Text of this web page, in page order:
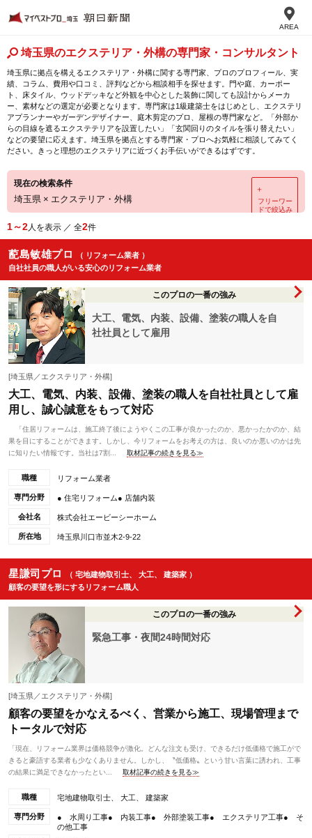
AREA
埼玉県のエクステリア・外構の専門家・コンサルタント
埼玉県に拠点を構えるエクステリア・外構に関する専門家、プロのプロフィール、実
績、コラム、費用や口コミ、評判などから相談相手を探せます。門や庭、カーポー
ト、床タイル、ウッドデッキなど外観を中心とした装飾に関しても設計からメーカ
ー、素材などの選定が必要となります。専門家は1級建築士をはじめとし、エクステリ
アプランナーやガーデンデザイナー、庭木剪定のプロ、屋根の専門家など。「外部か
らの目線を遮るエクステテリアを設置したい」「玄関回りのタイルを張り替えたい」
などの要望に応えます。埼玉県を拠点とする専門家・プロへお気軽に相談してみてく
ださい。きっと理想のエクステリアに近づくお手伝いができるはずです。
現在の検索条件
埼玉県 × エクステリア・外構
＋
フリーワー
ドで絞込み
1～2人を表示 ／ 全2件
蓜島敏雄プロ
（ リフォーム業者 ）
自社社員の職人がいる安心のリフォーム業者
このプロの一番の強み
大工、電気、内装、設備、塗装の職人を自
社社員として雇用
[埼玉県／エクステリア・外構]
大工、電気、内装、設備、塗装の職人を自社社員として雇
用し、誠心誠意をもって対応
「住居リフォームは、施工終了後にようやくこの工事が良かったのか、悪かったかのか、結
果を目にすることができます。しかし、今リフォームをお考えの方は、良いのか悪いのかは先
に知りたい情報です。当社は7割...
取材記事の続きを見る≫
職種 リフォーム業者
専門分野 ● 住宅リフォーム● 店舗内装
会社名 株式会社エービーシーホーム
所在地 埼玉県川口市並木2-9-22
星謙司プロ
（ 宅地建物取引士、 大工、 建築家 ）
顧客の要望を形にするリフォーム職人
このプロの一番の強み
緊急工事・夜間24時間対応
[埼玉県／エクステリア・外構]
顧客の要望をかなえるべく、営業から施工、現場管理まで
トータルで対応
「現在、リフォーム業界は価格競争が激化。どんな注文も受け、できるだけ低価格で施工がで
きると豪語する業者も少なくありません。しかし、〝低価格〟という甘い言葉に誘われ、工事
の結果に満足できなかったとい...
取材記事の続きを見る≫
職種 宅地建物取引士、 大工、 建築家
専門分野
● 水周り工事● 内装工事● 外部塗装工事● エクステリア工事● そ
の他工事